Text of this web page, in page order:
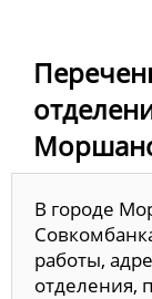
В городе
работы,
отделения,